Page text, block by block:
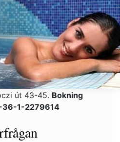
út 43-45. Bokning
36-1-2279614